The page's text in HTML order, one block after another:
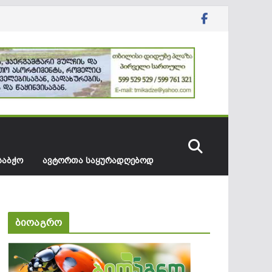
ᲐᲕᲢᲝᲠᲗᲐ ᲡᲐᲧᲣᲠᲐᲓᲦᲔᲑᲝᲓ
ბიოაგრო